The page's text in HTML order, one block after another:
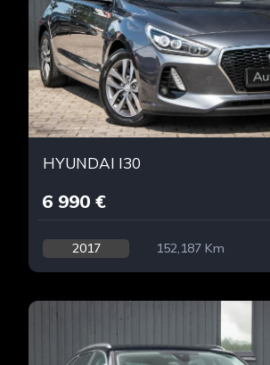
HYUNDAI I30
6 990 €
2017 152,187 Km